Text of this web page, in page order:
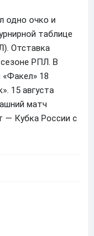
одно очко и
таблице
Отставка
РПЛ. В
18
15 августа
матч
— Кубка России с